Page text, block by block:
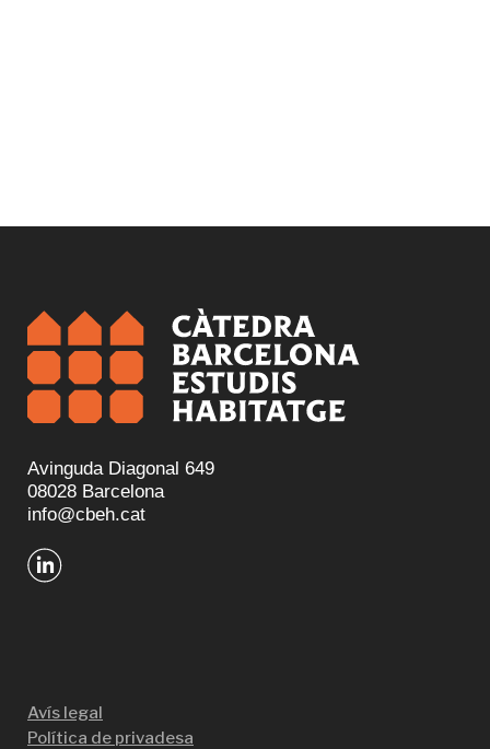
Avinguda Diagonal 649
08028 Barcelona
info@cbeh.cat
Avís legal
Política de privadesa